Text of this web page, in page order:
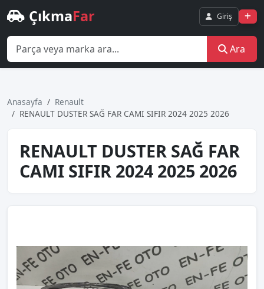
ÇıkmaFar Giriş
Ara
Anasayfa
Renault
RENAULT DUSTER SAĞ FAR CAMI SIFIR 2024 2025 2026
RENAULT DUSTER SAĞ FAR
CAMI SIFIR 2024 2025 2026